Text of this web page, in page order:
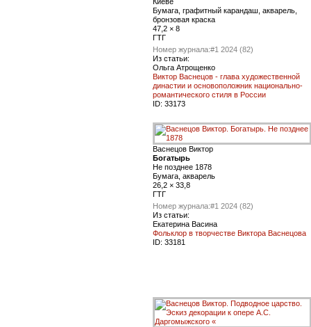
Бумага, графитный карандаш, акварель,
бронзовая краска
47,2 × 8
ГТГ
Номер журнала:#1 2024 (82)
Из статьи:
Ольга Атрощенко
Виктор Васнецов - глава художественной
династии и основоположник национально-
романтического стиля в России
ID: 33173
Васнецов Виктор
Богатырь
Не позднее 1878
Бумага, акварель
26,2 × 33,8
ГТГ
Номер журнала:#1 2024 (82)
Из статьи:
Екатерина Васина
Фольклор в творчестве Виктора Васнецова
ID: 33181